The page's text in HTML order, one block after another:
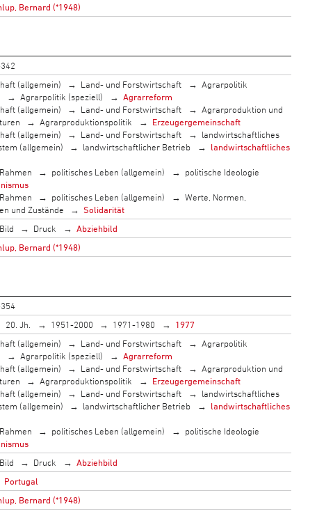
Bernard (*1948)
(allgemein) Land- und Forstwirtschaft
Agrarpolitik
Agrarpolitik (speziell)
Agrarreform
(allgemein)
Land- und Forstwirtschaft
Agrarproduktion und
Agrarproduktionspolitik
Erzeugergemeinschaft
(allgemein)
Land- und Forstwirtschaft
landwirtschaftliches
(allgemein)
landwirtschaftlicher Betrieb
landwirtschaftliches
politisches Leben (allgemein)
politische Ideologie
politisches Leben (allgemein)
Werte, Normen,
und Zustände
Solidarität
Druck
Abziehbild
Bernard (*1948)
20. Jh. 1951-2000 1971-1980
1977
(allgemein) Land- und Forstwirtschaft
Agrarpolitik
Agrarpolitik (speziell)
Agrarreform
(allgemein)
Land- und Forstwirtschaft
Agrarproduktion und
Agrarproduktionspolitik
Erzeugergemeinschaft
(allgemein)
Land- und Forstwirtschaft
landwirtschaftliches
(allgemein)
landwirtschaftlicher Betrieb
landwirtschaftliches
politisches Leben (allgemein)
politische Ideologie
Druck
Abziehbild
Portugal
Bernard (*1948)